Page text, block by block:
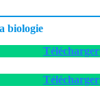
biologie
Télécharger
Télécharger